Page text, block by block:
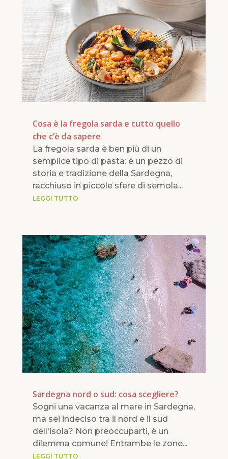
Cosa è la fregola sarda e tutto quello
che c’è da sapere
La fregola sarda è ben più di un
semplice tipo di pasta: è un pezzo di
storia e tradizione della Sardegna,
racchiuso in piccole sfere di semola...
LEGGI TUTTO
Sardegna nord o sud: cosa scegliere?
Sogni una vacanza al mare in Sardegna,
ma sei indeciso tra il nord e il sud
dell'isola? Non preoccuparti, è un
dilemma comune! Entrambe le zone...
LEGGI TUTTO